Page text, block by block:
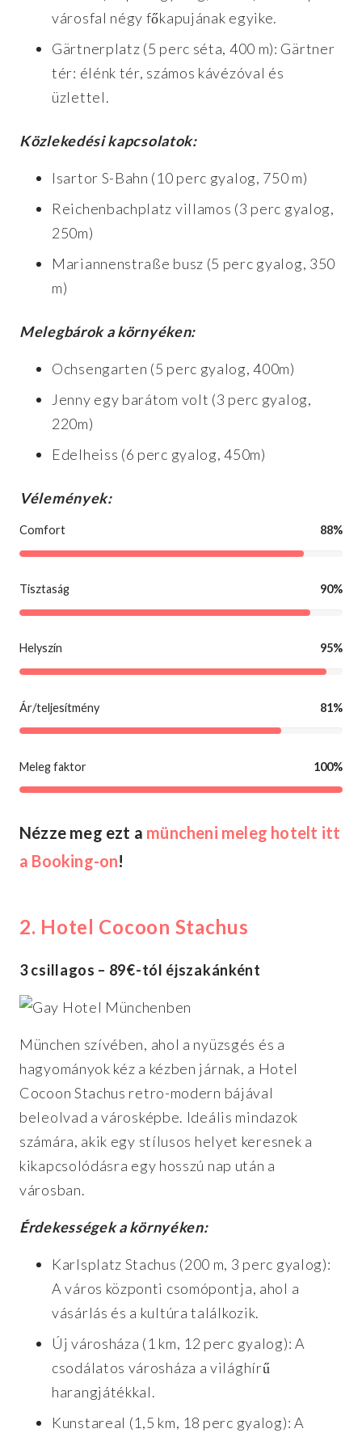
városfal négy főkapujának egyike.
Gärtnerplatz (5 perc séta, 400 m): Gärtner
tér: élénk tér, számos kávézóval és
üzlettel.
Közlekedési kapcsolatok:
Isartor S-Bahn (10 perc gyalog, 750 m)
Reichenbachplatz villamos (3 perc gyalog,
250m)
Mariannenstraße busz (5 perc gyalog, 350
m)
Melegbárok a környéken:
Ochsengarten (5 perc gyalog, 400m)
Jenny egy barátom volt (3 perc gyalog,
220m)
Edelheiss (6 perc gyalog, 450m)
Vélemények:
Comfort 88%
Tisztaság 90%
Helyszín 95%
Ár/teljesítmény 81%
Meleg faktor 100%
Nézze meg ezt a müncheni meleg hotelt itt
a Booking-on!
2. Hotel Cocoon Stachus
3 csillagos – 89€-tól éjszakánként
München szívében, ahol a nyüzsgés és a
hagyományok kéz a kézben járnak, a Hotel
Cocoon Stachus retro-modern bájával
beleolvad a városképbe. Ideális mindazok
számára, akik egy stílusos helyet keresnek a
kikapcsolódásra egy hosszú nap után a
városban.
Érdekességek a környéken:
Karlsplatz Stachus (200 m, 3 perc gyalog):
A város központi csomópontja, ahol a
vásárlás és a kultúra találkozik.
Új városháza (1 km, 12 perc gyalog): A
csodálatos városháza a világhírű
harangjátékkal.
Kunstareal (1,5 km, 18 perc gyalog): A